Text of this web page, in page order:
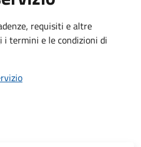
requisiti e altre
termini e le condizioni di